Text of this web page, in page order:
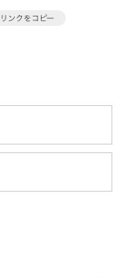
ストシ